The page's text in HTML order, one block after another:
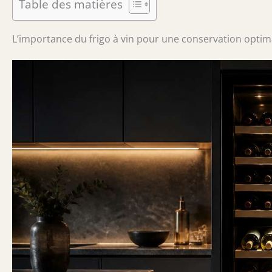
Table des matières
L’importance du frigo à vin pour une conservation